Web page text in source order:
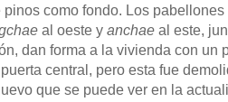
pinos como fondo. Los pabellones
al oeste y anchae al este,
dan forma a la vivienda con un
central, pero esta fue
que se puede ver en la